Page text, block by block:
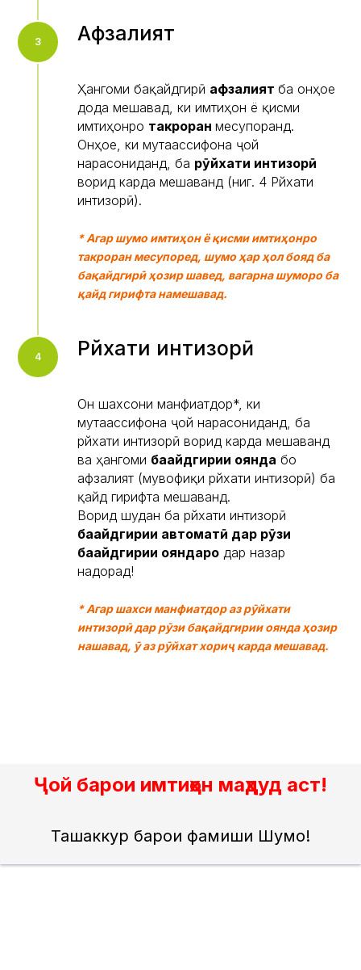
Афзалият
Ҳангоми бақайдгирӣ афзалият ба онҳое
дода мешавад, ки имтиҳон ё қисми
имтиҳонро такроран месупоранд.
Онҳое, ки мутаассифона ҷой
нарасониданд, ба рӯйхати интизорӣ
ворид карда мешаванд (ниг. 4 Рӯйхати
интизорӣ).
* Агар шумо имтиҳон ё қисми имтиҳонро
такроран месупоред, шумо ҳар ҳол бояд ба
бақайдгирӣ ҳозир шавед, вагарна шуморо ба
қайд гирифта намешавад.
Рӯйхати интизорӣ
Он шахсони манфиатдор*, ки
мутаассифона ҷой нарасониданд, ба
рӯйхати интизорӣ ворид карда мешаванд
ва ҳангоми бақайдгирии оянда бо
афзалият (мувофиқи рӯйхати интизорӣ) ба
қайд гирифта мешаванд.
Ворид шудан ба рӯйхати интизорӣ
бақайдгирии автоматӣ дар рӯзи
бақайдгирии ояндаро дар назар
надорад!
* Агар шахси манфиатдор аз рӯйхати
интизорӣ дар рӯзи бақайдгирии оянда ҳозир
нашавад, ӯ аз рӯйхат хориҷ карда мешавад.
Ҷой барои имтиҳон маҳдуд аст!
Ташаккур барои фаҳмиши Шумо!